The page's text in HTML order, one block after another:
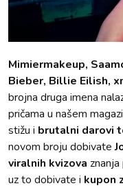
Mimiermakeup,
Bieber, Billie Eilish,
brojna druga imena
pričama u našem
stižu i brutalni darovi
novom broju dobivate
viralnih kvizova
uz to dobivate i kupon